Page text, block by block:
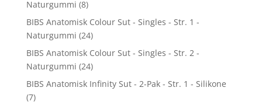
Naturgummi (8)
BIBS Anatomisk Colour Sut - Singles - Str. 1 -
Naturgummi (24)
BIBS Anatomisk Colour Sut - Singles - Str. 2 -
Naturgummi (24)
BIBS Anatomisk Infinity Sut - 2-Pak - Str. 1 - Silikone
(7)